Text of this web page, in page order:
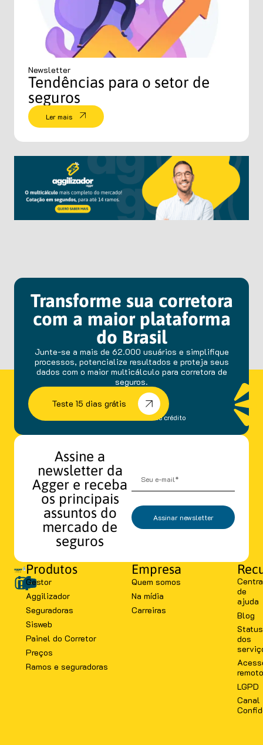
Newsletter
Tendências para o setor de
seguros
Ler mais
Transforme sua corretora
com a maior plataforma
do Brasil
Junte-se a mais de 62.000 usuários e simplifique
processos, potencialize resultados e proteja seus
dados com o maior multicálculo para corretora de
seguros.
Teste 15 dias grátis
sem fidelidade e cartão de crédito
Assine a
newsletter da
Agger e receba
os principais
assuntos do
mercado de
seguros
Assinar newsletter
Produtos
Gestor
Aggilizador
Seguradoras
Sisweb
Painel do Corretor
Preços
Ramos e seguradoras
Empresa
Quem somos
Na mídia
Carreiras
de
ajuda
Blog
Status
dos
remoto
LGPD
Canal